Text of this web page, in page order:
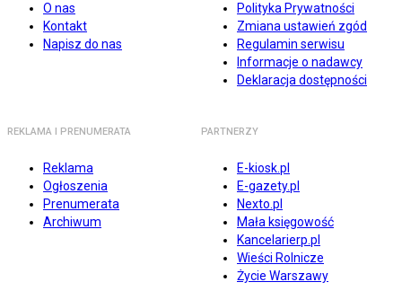
O nas
Kontakt
Napisz do nas
Polityka Prywatności
Zmiana ustawień zgód
Regulamin serwisu
Informacje o nadawcy
Deklaracja dostępności
REKLAMA I PRENUMERATA
Reklama
Ogłoszenia
Prenumerata
Archiwum
PARTNERZY
E-kiosk.pl
E-gazety.pl
Nexto.pl
Mała księgowość
Kancelarierp.pl
Wieści Rolnicze
Życie Warszawy